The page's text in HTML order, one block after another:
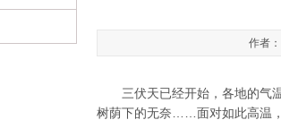
作者
三伏天已经开始，各地的气温
树荫下的无奈……面对如此高温